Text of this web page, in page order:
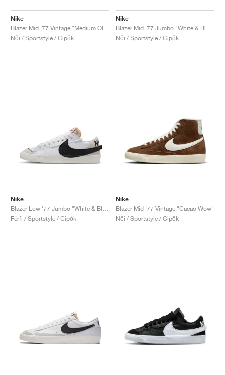
Nike
Blazer Mid '77 Vintage "Medium Olive"
Női / Sportstyle / Cipők
Nike
Blazer Mid '77 Jumbo "White & Black"
Női / Sportstyle / Cipők
Nike
Blazer Low '77 Jumbo "White & Black"
Férfi / Sportstyle / Cipők
Nike
Blazer Mid '77 Vintage "Cacao Wow"
Női / Sportstyle / Cipők